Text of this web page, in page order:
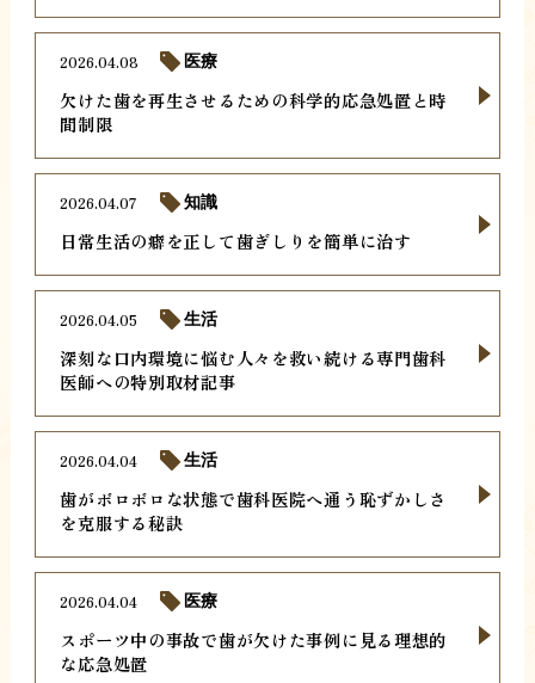
欠けた歯を再生させるための科学的応急処置と時
間制限
2026.04.08 医療
日常生活の癖を正して歯ぎしりを簡単に治す
2026.04.07 知識
深刻な口内環境に悩む人々を救い続ける専門歯科
医師への特別取材記事
2026.04.05 生活
歯がボロボロな状態で歯科医院へ通う恥ずかしさ
を克服する秘訣
2026.04.04 生活
スポーツ中の事故で歯が欠けた事例に見る理想的
な応急処置
2026.04.04 医療